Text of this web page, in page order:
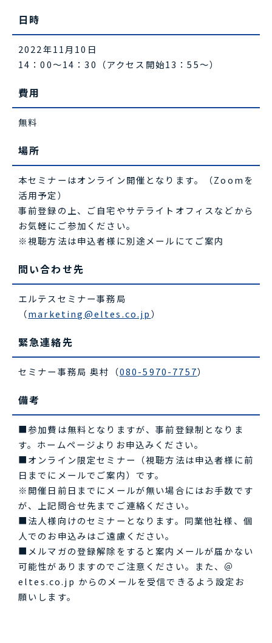
日時
2022年11月10日
14：00～14：30（アクセス開始13：55～）
費用
無料
場所
本セミナーはオンライン開催となります。（Zoomを
活用予定）
事前登録の上、ご自宅やサテライトオフィスなどから
お気軽にご参加ください。
※視聴方法は申込者様に別途メールにてご案内
問い合わせ先
エルテスセミナー事務局
（marketing@eltes.co.jp）
緊急連絡先
セミナー事務局 奥村（080-5970-7757）
備考
■参加費は無料となりますが、事前登録制となりま
す。ホームページよりお申込みください。
■オンライン限定セミナー（視聴方法は申込者様に前
日までにメールでご案内）です。
※開催日前日までにメールが無い場合にはお手数です
が、上記問合せ先までご連絡ください。
■法人様向けのセミナーとなります。同業他社様、個
人でのお申込みはご遠慮ください。
■メルマガの登録解除をすると案内メールが届かない
可能性がありますのでご注意ください。また、＠
eltes.co.jp からのメールを受信できるよう設定お
願いします。